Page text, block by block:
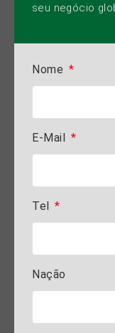
seu negócio
Nome
E-Mail
Tel
Nação